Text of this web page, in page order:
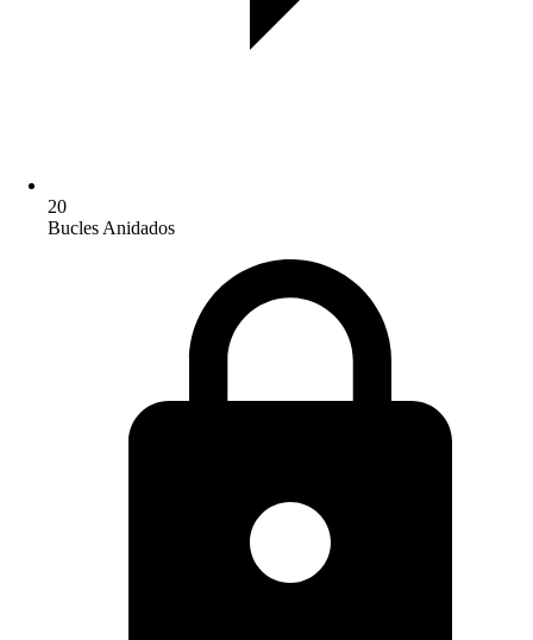
20
Bucles Anidados